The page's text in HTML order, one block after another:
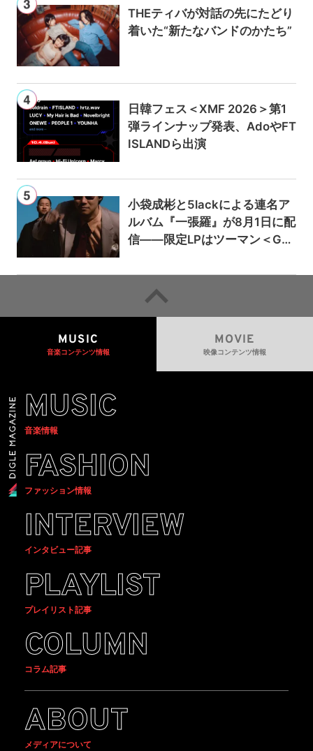
THEティバが対話の先にたどり
着いた“新たなバンドのかたち”
日韓フェス＜XMF 2026＞第1
弾ラインナップ発表、AdoやFT
ISLANDら出演
小袋成彬と5lackによる連名ア
ルバム『一張羅』が8月1日に配
信——限定LPはツーマン＜Gai
MUSIC
音楽コンテンツ情報
MOVIE
映像コンテンツ情報
MUSIC
音楽情報
FASHION
ファッション情報
INTERVIEW
インタビュー記事
PLAYLIST
プレイリスト記事
COLUMN
コラム記事
ABOUT
メディアについて